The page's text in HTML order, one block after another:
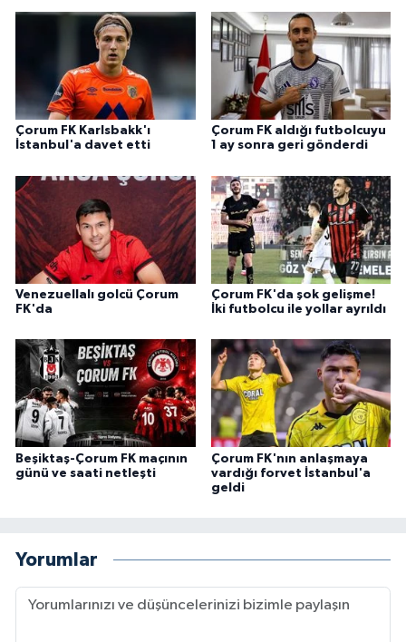
Çorum FK Karlsbakk'ı
İstanbul'a davet etti
Çorum FK aldığı futbolcuyu
1 ay sonra geri gönderdi
Venezuellalı golcü Çorum
FK'da
Çorum FK'da şok gelişme!
İki futbolcu ile yollar ayrıldı
Beşiktaş-Çorum FK maçının
günü ve saati netleşti
Çorum FK'nın anlaşmaya
vardığı forvet İstanbul'a
geldi
Yorumlar